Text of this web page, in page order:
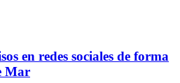
en redes sociales de forma
Mar